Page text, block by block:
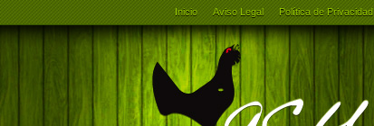
Inicio Aviso Legal Política de Privacidad